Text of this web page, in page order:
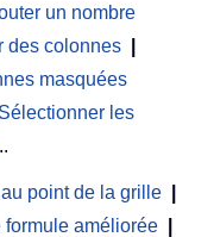
un nombre
des colonnes
masquées
Sélectionner les
point de la grille
formule améliorée